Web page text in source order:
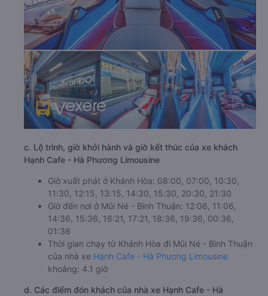
c. Lộ trình, giờ khởi hành và giờ kết thúc của xe khách
Hạnh Cafe - Hà Phương Limousine
Giờ xuất phát ở Khánh Hòa: 08:00, 07:00, 10:30,
11:30, 12:15, 13:15, 14:30, 15:30, 20:30, 21:30
Giờ đến nơi ở Mũi Né - Bình Thuận: 12:06, 11:06,
14:36, 15:36, 16:21, 17:21, 18:36, 19:36, 00:36,
01:36
Thời gian chạy từ Khánh Hòa đi Mũi Né - Bình Thuận
của nhà xe Hạnh Cafe - Hà Phương Limousine
khoảng: 4.1 giờ
d. Các điểm đón khách của nhà xe Hạnh Cafe - Hà